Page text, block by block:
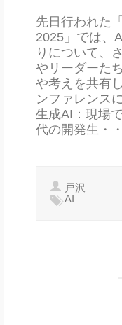
先日行われた
2025」では、
りについて、
やリーダーた
や考えを共有
ンファレンス
生成AI：現場
代の開発生・
戸沢
AI